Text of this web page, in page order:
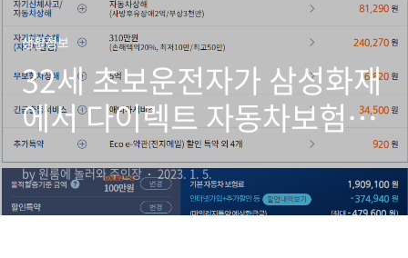
생활정보
32세 초보운전자가 삼성화재
에서 다이렉트 자동차보험을
들면 얼마가 나올까?
by 원룸에 놀러와 주인장 2023. 1. 5.